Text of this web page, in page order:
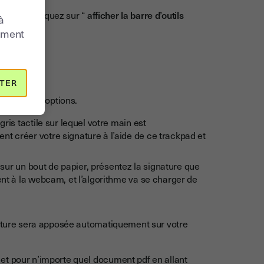
cliquez sur “afficher la barre d’outils
à deux options.
tactile sur lequel votre main est
créer votre signature à l’aide de ce trackpad et
un bout de papier, présentez la signature que
à la webcam, et l’algorithme va se charger de
sera apposée automatiquement sur votre
pour n’importe quel document pdf en allant